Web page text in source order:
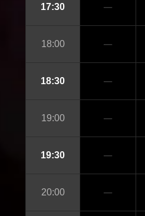
17:30 ─
18:00 ─
18:30 ─
19:00 ─
19:30 ─
20:00 ─